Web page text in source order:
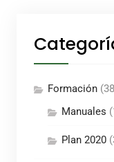
Formación
Manuales
Plan 2020